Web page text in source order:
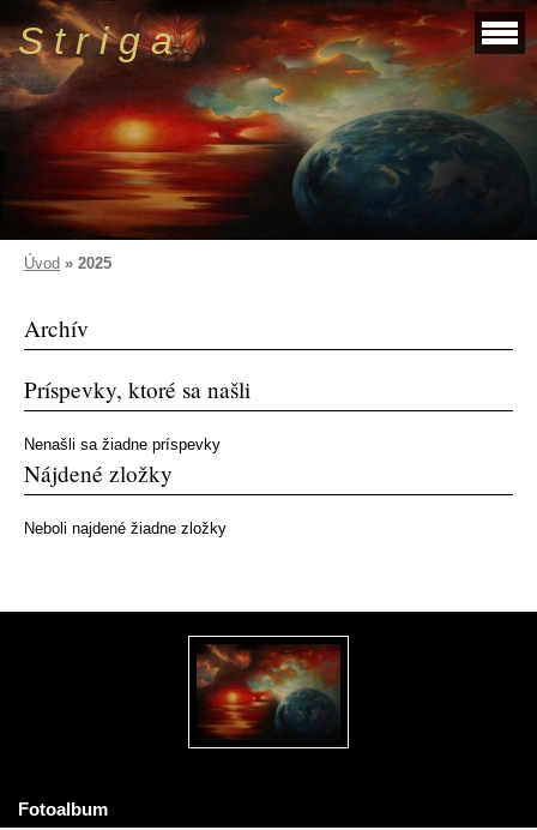
S t r i g a
Úvod » 2025
Archív
Príspevky, ktoré sa našli
Nenašli sa žiadne príspevky
Nájdené zložky
Neboli najdené žiadne zložky
Fotoalbum